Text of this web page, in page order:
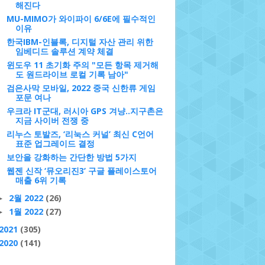
해진다
MU-MIMO가 와이파이 6/6E에 필수적인
이유
한국IBM-인블록, 디지털 자산 관리 위한
임베디드 솔루션 계약 체결
윈도우 11 초기화 주의 "모든 항목 제거해
도 원드라이브 로컬 기록 남아"
검은사막 모바일, 2022 중국 신한류 게임
포문 여나
우크라 IT군대, 러시아 GPS 겨냥..지구촌은
지금 사이버 전쟁 중
리누스 토발즈, ‘리눅스 커널’ 최신 C언어
표준 업그레이드 결정
보안을 강화하는 간단한 방법 5가지
웹젠 신작 ‘뮤오리진3’ 구글 플레이스토어
매출 6위 기록
2월 2022 (26)
1월 2022 (27)
(305)
(141)